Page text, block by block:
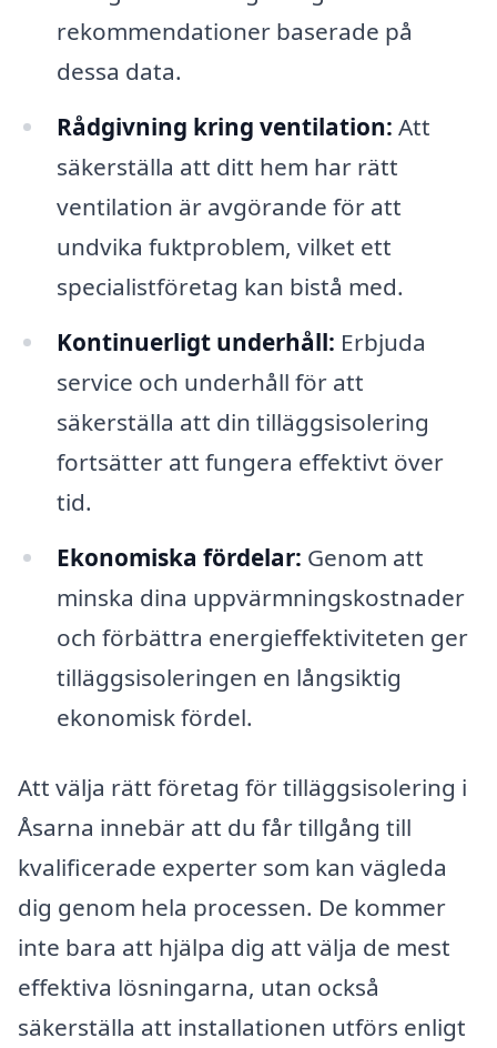
rekommendationer baserade på
dessa data.
Rådgivning kring ventilation: Att
säkerställa att ditt hem har rätt
ventilation är avgörande för att
undvika fuktproblem, vilket ett
specialistföretag kan bistå med.
Kontinuerligt underhåll: Erbjuda
service och underhåll för att
säkerställa att din tilläggsisolering
fortsätter att fungera effektivt över
tid.
Ekonomiska fördelar: Genom att
minska dina uppvärmningskostnader
och förbättra energieffektiviteten ger
tilläggsisoleringen en långsiktig
ekonomisk fördel.
Att välja rätt företag för tilläggsisolering i
Åsarna innebär att du får tillgång till
kvalificerade experter som kan vägleda
dig genom hela processen. De kommer
inte bara att hjälpa dig att välja de mest
effektiva lösningarna, utan också
säkerställa att installationen utförs enligt